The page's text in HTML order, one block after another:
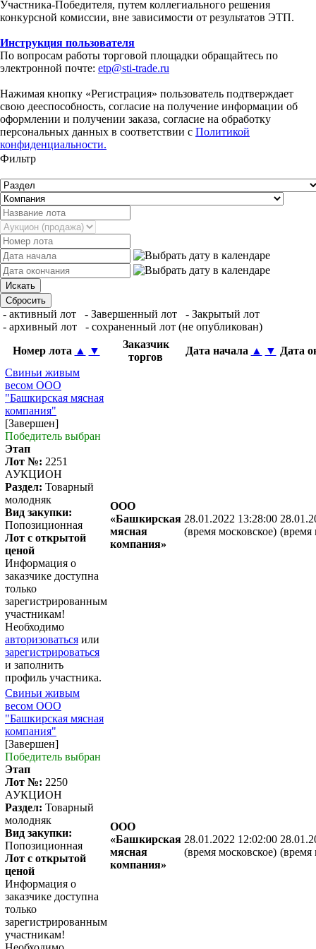
Участника-Победителя, путем коллегиального решения
конкурсной комиссии, вне зависимости от результатов ЭТП.
Инструкция пользователя
По вопросам работы торговой площадки обращайтесь по
электронной почте: etp@sti-trade.ru
Нажимая кнопку «Регистрация» пользователь подтверждает
свою дееспособность, согласие на получение информации об
оформлении и получении заказа, согласие на обработку
персональных данных в соответствии с Политикой
конфиденциальности.
Фильтр
- активный лот - Завершенный лот
- Закрытый лот
- архивный лот
- сохраненный лот (не опубликован)
Номер лота ▲ ▼
Заказчик
торгов
Дата начала ▲ ▼ Дата
Свиньи живым
весом ООО
"Башкирская мясная
компания"
[Завершен]
Победитель выбран
Этап
Лот №: 2251
АУКЦИОН
Раздел: Товарный
молодняк
Вид закупки:
Попозиционная
Лот с открытой
ценой
Информация о
заказчике доступна
только
зарегистрированным
участникам!
Необходимо
авторизоваться или
зарегистрироваться
и заполнить
профиль участника.
ООО
«Башкирская
мясная
компания»
28.01.2022 13:28:00
(время московское) (время
Свиньи живым
весом ООО
"Башкирская мясная
компания"
[Завершен]
Победитель выбран
Этап
Лот №: 2250
АУКЦИОН
Раздел: Товарный
молодняк
Вид закупки:
Попозиционная
Лот с открытой
ценой
Информация о
заказчике доступна
только
зарегистрированным
участникам!
ООО
«Башкирская
мясная
компания»
28.01.2022 12:02:00
(время московское) (время